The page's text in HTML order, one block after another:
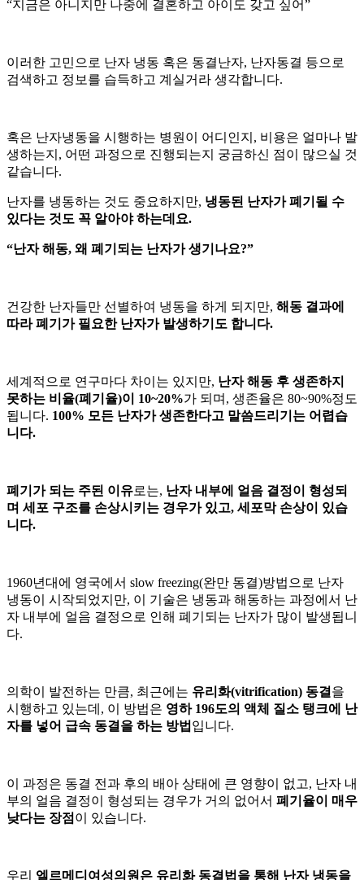
“지금은 아니지만 나중에 결혼하고 아이도 갖고 싶어”
이러한 고민으로 난자 냉동 혹은 동결난자, 난자동결 등으로
검색하고 정보를 습득하고 계실거라 생각합니다.
혹은 난자냉동을 시행하는 병원이 어디인지, 비용은 얼마나 발
생하는지, 어떤 과정으로 진행되는지 궁금하신 점이 많으실 것
같습니다.
난자를 냉동하는 것도 중요하지만, 냉동된 난자가 폐기될 수
있다는 것도 꼭 알아야 하는데요.
“난자 해동, 왜 폐기되는 난자가 생기나요?”
건강한 난자들만 선별하여 냉동을 하게 되지만, 해동 결과에
따라 폐기가 필요한 난자가 발생하기도 합니다.
세계적으로 연구마다 차이는 있지만, 난자 해동 후 생존하지
못하는 비율(폐기율)이 10~20%가 되며, 생존율은 80~90%정도
됩니다. 100% 모든 난자가 생존한다고 말씀드리기는 어렵습
니다.
폐기가 되는 주된 이유로는, 난자 내부에 얼음 결정이 형성되
며 세포 구조를 손상시키는 경우가 있고, 세포막 손상이 있습
니다.
1960년대에 영국에서 slow freezing(완만 동결)방법으로 난자
냉동이 시작되었지만, 이 기술은 냉동과 해동하는 과정에서 난
자 내부에 얼음 결정으로 인해 폐기되는 난자가 많이 발생됩니
다.
의학이 발전하는 만큼, 최근에는 유리화(vitrification) 동결 을
시행하고 있는데, 이 방법은 영하 196도의 액체 질소 탱크에 난
자를 넣어 급속 동결을 하는 방법 입니다.
이 과정은 동결 전과 후의 배아 상태에 큰 영향이 없고, 난자 내
부의 얼음 결정이 형성되는 경우가 거의 없어서 폐기율이 매우
낮다는 장점 이 있습니다.
우리 엘르메디여성의원은 유리화 동결법을 통해 난자 냉동을